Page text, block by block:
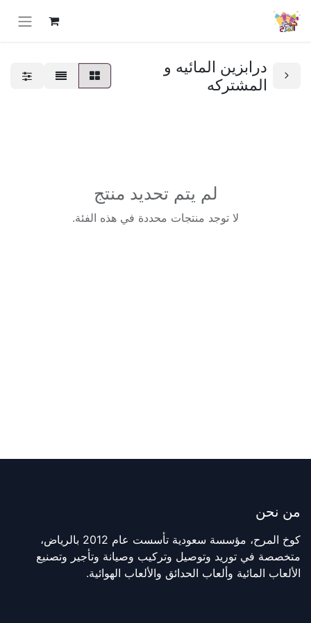
درابزين المائيه و
المشتركه
لم يتم تحديد منتج
لا توجد منتجات محددة في هذه الفئة.
من نحن
كوخ المرح، مؤسسة سعودية تأسست عام 2012 بالرياض،
متخصصة في توريد وتوصيل وتركيب وصيانة وتأجير وتصنيع
الألعاب المائية وألعاب الحدائق والألعاب الهوائية.